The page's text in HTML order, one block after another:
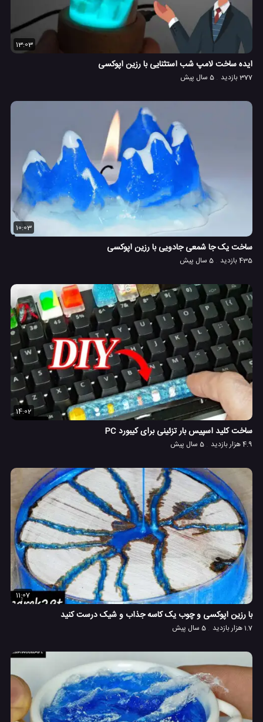
13:03
ایده ساخت لامپ شب استثنایی با رزین اپوکسی
377 بازدید 5 سال پیش
10:03
ساخت یک جا شمعی جادویی با رزین اپوکسی
435 بازدید 5 سال پیش
14:02
ساخت کلید اسپیس بار تزئینی برای کیبورد PC
4.9 هزار بازدید 5 سال پیش
11:07
با رزین اپوکسی و چوب یک کاسه جذاب و شیک درست کنید
1.7 هزار بازدید 5 سال پیش